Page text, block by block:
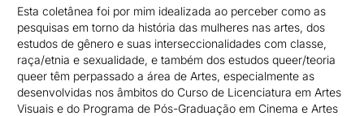
Esta coletânea foi por mim idealizada ao perceber como as
pesquisas em torno da história das mulheres nas artes, dos
estudos de gênero e suas interseccionalidades com classe,
raça/etnia e sexualidade, e também dos estudos queer/teoria
queer têm perpassado a área de Artes, especialmente as
desenvolvidas nos âmbitos do Curso de Licenciatura em Artes
Visuais e do Programa de Pós-Graduação em Cinema e Artes